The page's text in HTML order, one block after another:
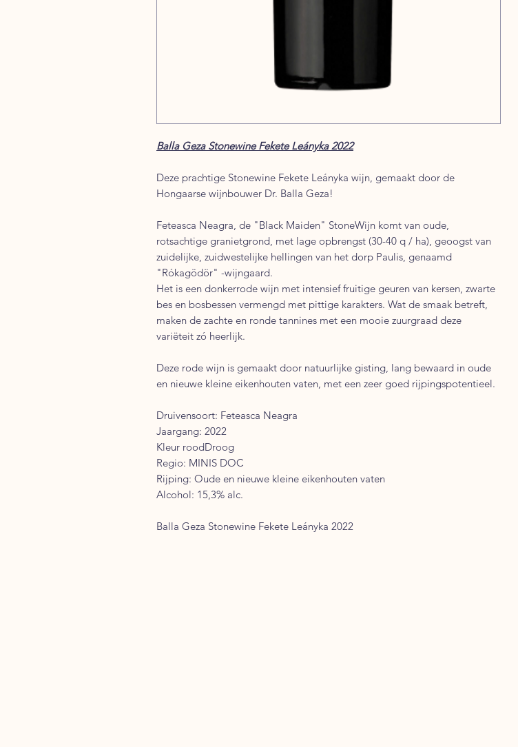
Balla Geza Stonewine Fekete Leányka 2022
Deze prachtige Stonewine Fekete Leányka wijn, gemaakt door de
Hongaarse wijnbouwer Dr. Balla Geza!
Feteasca Neagra, de "Black Maiden" StoneWijn komt van oude,
rotsachtige granietgrond, met lage opbrengst (30-40 q / ha), geoogst van
zuidelijke, zuidwestelijke hellingen van het dorp Paulis, genaamd
"Rókagödör" -wijngaard.
Het is een donkerrode wijn met intensief fruitige geuren van kersen, zwarte
bes en bosbessen vermengd met pittige karakters. Wat de smaak betreft,
maken de zachte en ronde tannines met een mooie zuurgraad deze
variëteit zó heerlijk.
Deze rode wijn is gemaakt door natuurlijke gisting, lang bewaard in oude
en nieuwe kleine eikenhouten vaten, met een zeer goed rijpingspotentieel.
Druivensoort: Feteasca Neagra
Jaargang: 2022
Kleur roodDroog
Regio: MINIS DOC
Rijping: Oude en nieuwe kleine eikenhouten vaten
Alcohol: 15,3% alc.
Balla Geza Stonewine Fekete Leányka 2022